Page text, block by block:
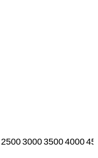
2500300035004000